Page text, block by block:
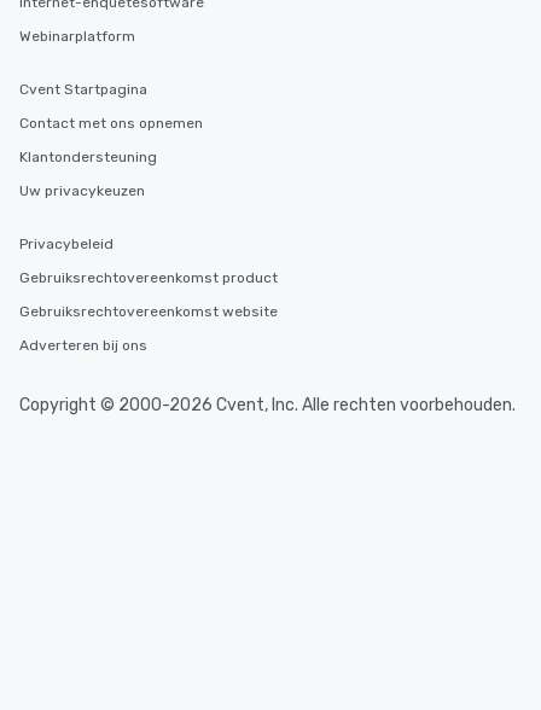
Webinarplatform
Cvent Startpagina
Contact met ons opnemen
Klantondersteuning
Uw privacykeuzen
Privacybeleid
Gebruiksrechtovereenkomst product
Gebruiksrechtovereenkomst website
Adverteren bij ons
Copyright © 2000-2026 Cvent, Inc. Alle rechten voorbehouden.